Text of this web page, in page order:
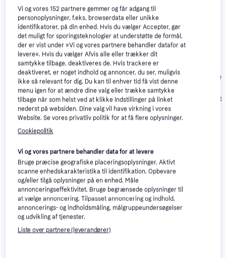
-838 kr.
Yamaha R-
N800A
4.8
6.660 kr.
Eller 3 betalinger af
2.220 kr.
Yamaha R-
N1000A Black
4.8
8.660 kr.
Eller 3 betalinger af
2.887 kr.
N1000A Silver
Eller 3 betalinger
Anmeldelser
Vi og vores152 partnere gemmer og får adgang til
personoplysninger, f.eks. browserdata eller unikke
identifikatorer, på din enhed. Hvis du vælger Accepter, gør
det muligt for sporingsteknologier at understøtte de formål,
der er vist under »Vi og vores partnere behandler datafor at
levere«. Hvis du vælger Afvis alle eller trækker dit
samtykke tilbage, deaktiveres de. Hvis trackere er
deaktiveret, er noget indhold og annoncer, du ser, muligvis
ikke så relevant for dig. Du kan til enhver tid få vist denne
menu igen for at ændre dine valg eller trække samtykke
tilbage når som helst ved at klikke Indstillinger på linket
nederst på websiden. Dine valg vil have virkning i vores
Website. Se vores privatliv politik for at få flere oplysninger.
Cookiepolitik
Vi og vores partnere behandler data for at levere
Bruge præcise geografiske placeringsoplysninger. Aktivt
scanne enhedskarakteristika til identifikation. Opbevare
og/eller tilgå oplysninger på en enhed. Måle
annonceringseffektivitet. Bruge begrænsede oplysninger til
at vælge annoncering. Tilpasset annoncering og indhold,
annoncerings- og indholdsmåling, målgruppeundersøgelser
og udvikling af tjenester.
Liste over partnere (leverandører)